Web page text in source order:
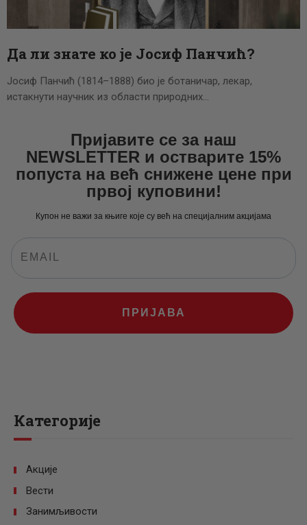
ЦЕНОВНИК
ПИСМО
Да ли знате ко је Јосиф Панчић?
Јосиф Панчић (1814–1888) био је ботаничар, лекар,
истакнути научник из области природних…
Пријавите се за наш
NEWSLETTER и остварите 15%
попуста на већ снижене цене при
првој куповини!
Купон не важи за књиге које су већ на специјалним акцијама
ПРИЈАВА
Категорије
Акције
Вести
Занимљивости